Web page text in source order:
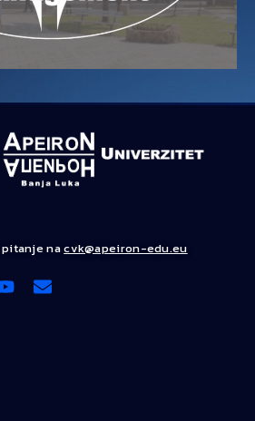
pitanje nacvk@apeiron-edu.eu